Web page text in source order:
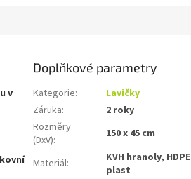
v
Doplňkové parametry
Kategorie:
Lavičky
Záruka:
2 roky
Rozměry
(DxV): 150 x 45 cm
Materiál:
KVH hranoly, HDPE
plast